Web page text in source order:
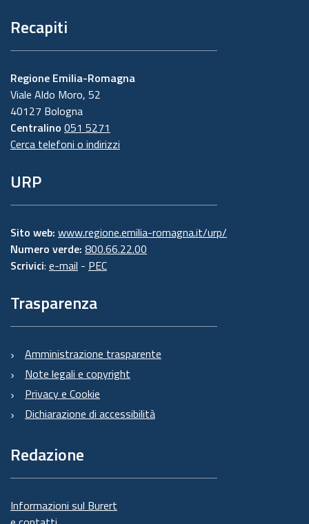
Recapiti
Regione Emilia-Romagna
Viale Aldo Moro, 52
40127 Bologna
Centralino 051 5271
Cerca telefoni o indirizzi
URP
Sito web: www.regione.emilia-romagna.it/urp/
Numero verde: 800.66.22.00
Scrivici: e-mail - PEC
Trasparenza
Amministrazione trasparente
Note legali e copyright
Privacy e Cookie
Dichiarazione di accessibilità
Redazione
Informazioni sul Burert